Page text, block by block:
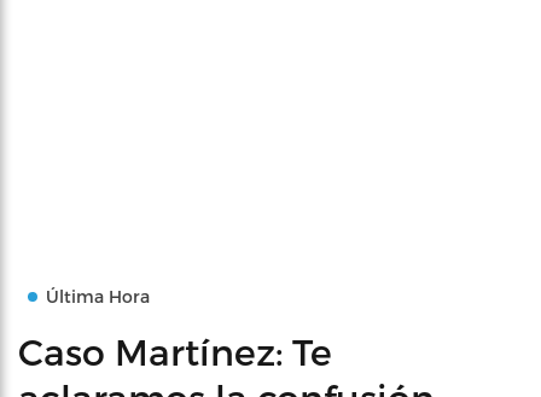
Última Hora
Caso Martínez: Te